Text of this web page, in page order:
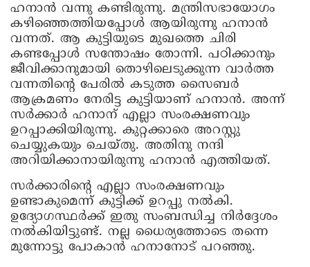
ഹനാന്‍ വന്നു കണ്ടിരുന്നു. മന്ത്രിസഭായോഗം
കഴിഞ്ഞെത്തിയപ്പോള്‍ ആയിരുന്നു ഹനാന്‍
വന്നത്. ആ കുട്ടിയുടെ മുഖത്തെ ചിരി
കണ്ടപ്പോള്‍ സന്തോഷം തോന്നി. പഠിക്കാനും
ജീവിക്കാനുമായി തൊഴിലെടുക്കുന്ന വാര്‍ത്ത
വന്നതിന്റെ പേരില്‍ കടുത്ത സൈബര്‍
ആക്രമണം നേരിട്ട കുട്ടിയാണ് ഹനാന്‍. അന്ന്
സര്‍ക്കാര്‍ ഹനാന് എല്ലാ സംരക്ഷണവും
ഉറപ്പാക്കിയിരുന്നു. കുറ്റക്കാരെ അറസ്റ്റു
ചെയ്യുകയും ചെയ്തു. അതിനു നന്ദി
അറിയിക്കാനായിരുന്നു ഹനാന്‍ എത്തിയത്.
സര്‍ക്കാരിന്റെ എല്ലാ സംരക്ഷണവും
ഉണ്ടാകുമെന്ന് കുട്ടിക്ക് ഉറപ്പു നല്‍കി.
ഉദ്യോഗസ്ഥര്‍ക്ക് ഇതു സംബന്ധിച്ച നിര്‍ദ്ദേശം
നല്‍കിയിട്ടുണ്ട്. നല്ല ധൈര്യത്തോടെ തന്നെ
മുന്നോട്ടു പോകാന്‍ ഹനാനോട് പറഞ്ഞു.